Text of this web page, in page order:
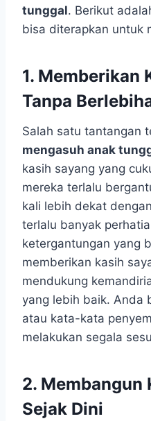
tunggal. Berikut
bisa diterapkan untuk
1. Memberikan
Tanpa
Salah satu tantangan
mengasuh anak
kasih sayang yang
mereka terlalu
kali lebih dekat
terlalu banyak
ketergantungan yang
memberikan kasih
mendukung
yang lebih baik. Anda
atau kata-kata
melakukan segala
2. Membangun
Sejak Dini